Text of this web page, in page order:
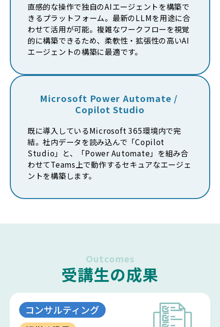
直感的な操作で独自のAIエージェントを構築で
きるプラットフォーム。最新のLLMを用途に合
わせて活用が可能。複雑なワークフローを視覚
的に構築できるため、柔軟性・拡張性の高いAI
エージェントの構築に最適です。
Microsoft Power Automate /
Copilot Studio
既に導入しているMicrosoft 365環境内で完
結。社内データを読み込んで「Copilot
Studio」と、「Power Automate」を組み合
わせてTeams上で動作するセキュアなエージェ
ントを構築します。
Outcomes
受講生の成果